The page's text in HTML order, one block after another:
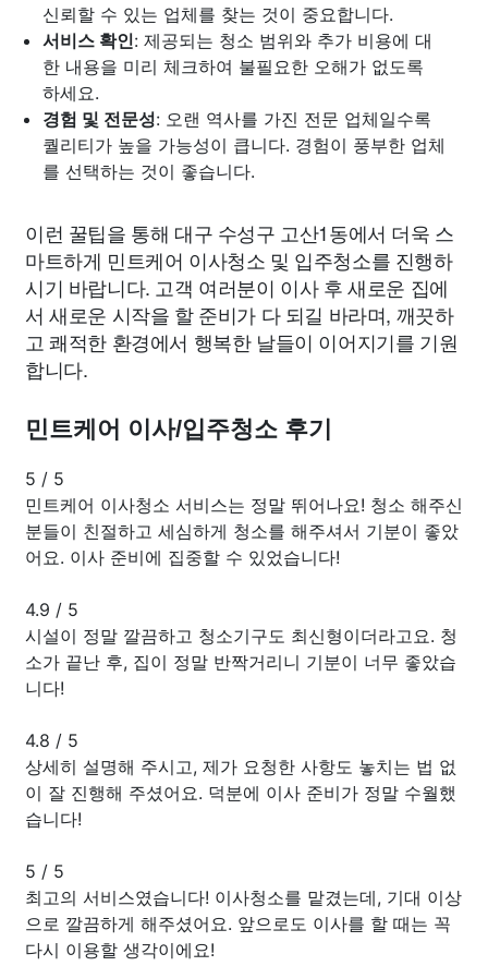
신뢰할 수 있는 업체를 찾는 것이 중요합니다.
서비스 확인: 제공되는 청소 범위와 추가 비용에 대
한 내용을 미리 체크하여 불필요한 오해가 없도록
하세요.
경험 및 전문성: 오랜 역사를 가진 전문 업체일수록
퀄리티가 높을 가능성이 큽니다. 경험이 풍부한 업체
를 선택하는 것이 좋습니다.
이런 꿀팁을 통해 대구 수성구 고산1동에서 더욱 스
마트하게 민트케어 이사청소 및 입주청소를 진행하
시기 바랍니다. 고객 여러분이 이사 후 새로운 집에
서 새로운 시작을 할 준비가 다 되길 바라며, 깨끗하
고 쾌적한 환경에서 행복한 날들이 이어지기를 기원
합니다.
민트케어 이사/입주청소 후기
5 / 5
민트케어 이사청소 서비스는 정말 뛰어나요! 청소 해주신
분들이 친절하고 세심하게 청소를 해주셔서 기분이 좋았
어요. 이사 준비에 집중할 수 있었습니다!
4.9 / 5
시설이 정말 깔끔하고 청소기구도 최신형이더라고요. 청
소가 끝난 후, 집이 정말 반짝거리니 기분이 너무 좋았습
니다!
4.8 / 5
상세히 설명해 주시고, 제가 요청한 사항도 놓치는 법 없
이 잘 진행해 주셨어요. 덕분에 이사 준비가 정말 수월했
습니다!
5 / 5
최고의 서비스였습니다! 이사청소를 맡겼는데, 기대 이상
으로 깔끔하게 해주셨어요. 앞으로도 이사를 할 때는 꼭
다시 이용할 생각이에요!